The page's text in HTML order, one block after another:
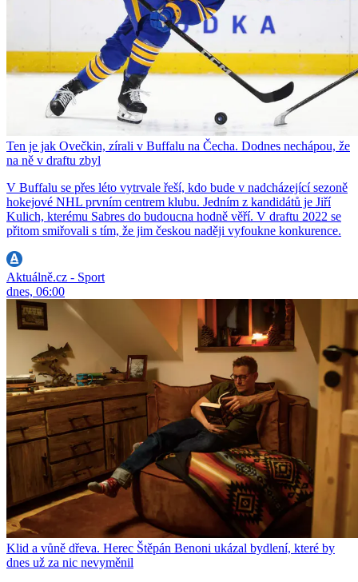
Ten je jak Ovečkin, zírali v Buffalu na Čecha. Dodnes nechápou, že
na ně v draftu zbyl
V Buffalu se přes léto vytrvale řeší, kdo bude v nadcházející sezoně
hokejové NHL prvním centrem klubu. Jedním z kandidátů je Jiří
Kulich, kterému Sabres do budoucna hodně věří. V draftu 2022 se
přitom smiřovali s tím, že jim českou naději vyfoukne konkurence.
Aktuálně.cz - Sport
dnes, 06:00
Klid a vůně dřeva. Herec Štěpán Benoni ukázal bydlení, které by
dnes už za nic nevyměnil